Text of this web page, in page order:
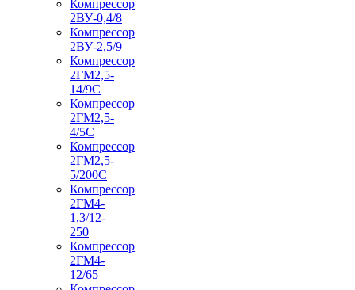
Компрессор
2ВУ-0,4/8
Компрессор
2ВУ-2,5/9
Компрессор
2ГМ2,5-
14/9С
Компрессор
2ГМ2,5-
4/5С
Компрессор
2ГМ2,5-
5/200С
Компрессор
2ГМ4-
1,3/12-
250
Компрессор
2ГМ4-
12/65